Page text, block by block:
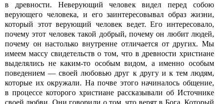
в древности. Неверующий человек видел перед собою
верующего человека, и его заинтересовывал образ жизни,
который этот верующий человек ведет. Его интересовало,
почему этот человек такой добрый, почему он любит людей,
почему он настолько внутренне отличается от других. Мы
имеем массу свидетельств о том, что в древности христиане
выделялись не каким-то особым видом, а именно особым
поведением — своей любовью друг к другу и к тем людям,
которые их окружали. На почве этого начиналось общение,
в процессе которого христиане рассказывали об Источнике
своей любви. Они говорили о том, что верят в Бога, Который